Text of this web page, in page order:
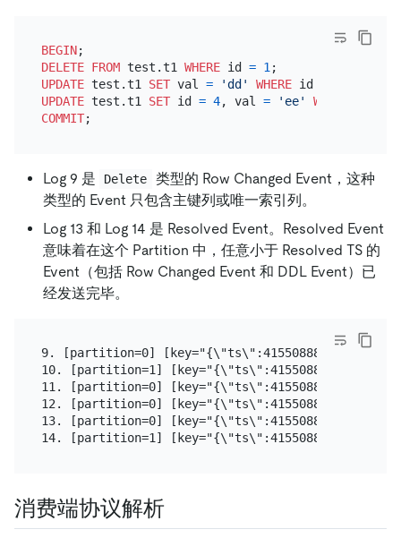
BEGIN
DELETE FROM test.t1 WHERE id = 1
UPDATE test.t1 SET val = 'dd' WHERE id
UPDATE test.t1 SET id = 4, val = 'ee' WHERE
COMMIT
Log 9 是 Delete
类型的 Row Changed Event，这种
类型的 Event 只包含主键列或唯一索引列。
Log 13 和 Log 14 是 Resolved Event。Resolved Event
意味着在这个 Partition 中，任意小于 Resolved TS 的
Event（包括 Row Changed Event 和 DDL Event）已
经发送完毕。
9. [partition=0]
10. [partition=1]
11. [partition=0]
12. [partition=0]
13. [partition=0]
消费端协议解析